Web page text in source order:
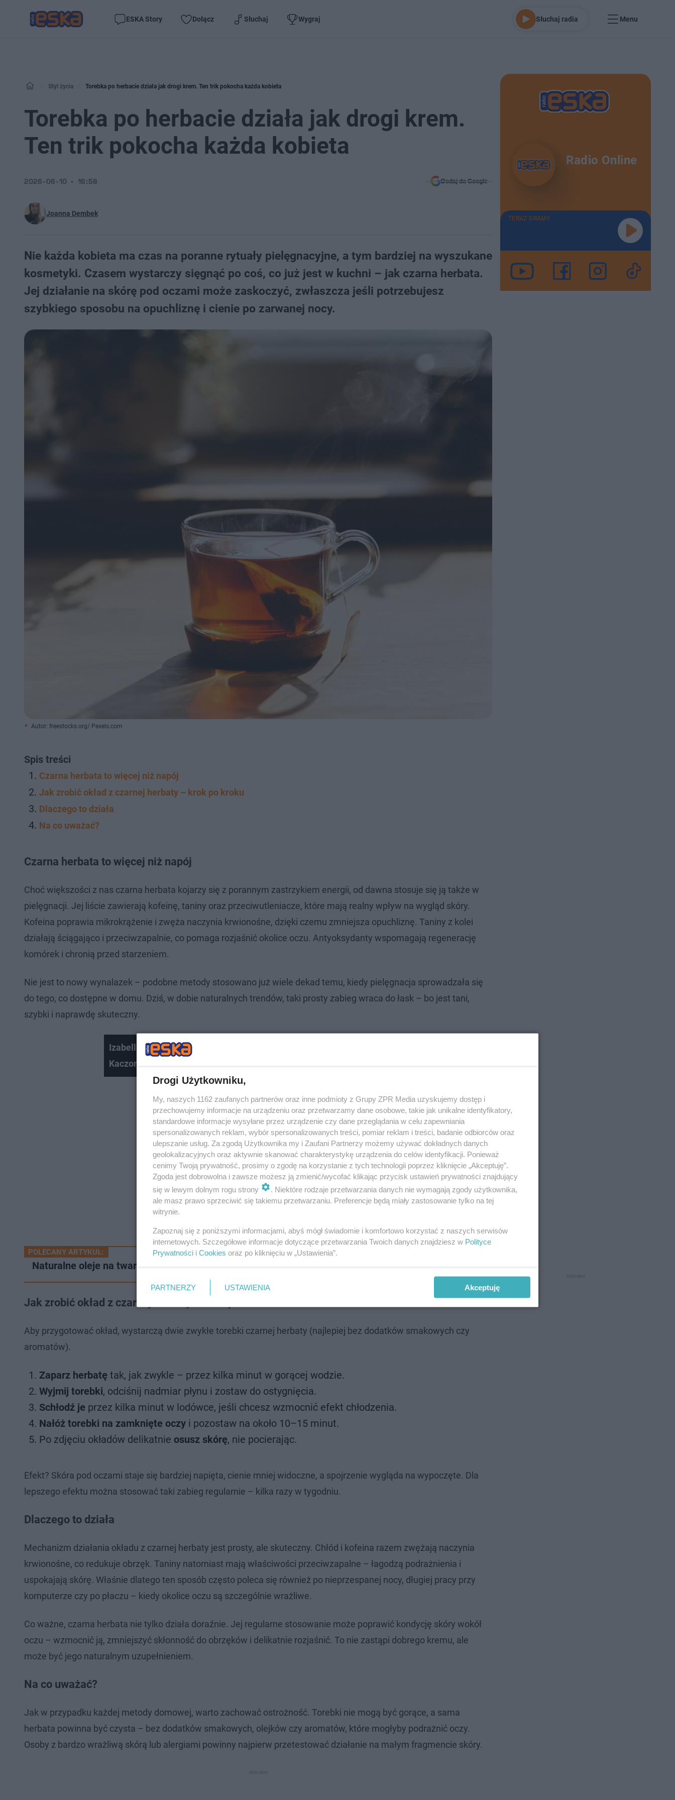
ESKA Story Dołącz Słuchaj Wygraj Słuchaj radia Menu
Styl życia Torebka po herbacie działa jak drogi krem. Ten trik pokocha każda kobieta
Torebka po herbacie działa jak drogi krem.
Ten trik pokocha każda kobieta
Joanna Dembek
2026-06-10 16:58 Dodaj do Google
Nie każda kobieta ma czas na poranne rytuały pielęgnacyjne, a tym bardziej na wyszukane
kosmetyki. Czasem wystarczy sięgnąć po coś, co już jest w kuchni – jak czarna herbata.
Jej działanie na skórę pod oczami może zaskoczyć, zwłaszcza jeśli potrzebujesz
szybkiego sposobu na opuchliznę i cienie po zarwanej nocy.
Autor: freestocks.org/ Pexels.com
Spis treści
Czarna herbata to więcej niż napój
Jak zrobić okład z czarnej herbaty – krok po kroku
Dlaczego to działa
Na co uważać?
Czarna herbata to więcej niż napój
Choć większości z nas czarna herbata kojarzy się z porannym zastrzykiem energii, od dawna stosuje się ją także w
pielęgnacji. Jej liście zawierają kofeinę, taniny oraz przeciwutleniacze, które mają realny wpływ na wygląd skóry.
Kofeina poprawia mikrokrążenie i zwęża naczynia krwionośne, dzięki czemu zmniejsza opuchliznę. Taniny z kolei
działają ściągająco i przeciwzapalnie, co pomaga rozjaśnić okolice oczu. Antyoksydanty wspomagają regenerację
komórek i chronią przed starzeniem.
Nie jest to nowy wynalazek – podobne metody stosowano już wiele dekad temu, kiedy pielęgnacja sprowadzała się
do tego, co dostępne w domu. Dziś, w dobie naturalnych trendów, taki prosty zabieg wraca do łask – bo jest tani,
szybki i naprawdę skuteczny.
Izabella Skierska o pracy z Karolakiem. Podpisała się pod słowami
Kaczorowskiej!
POLECANY ARTYKUŁ:
Naturalne oleje na twarz mają zbawienną moc. Jak prawidłowo je aplikować?
Jak zrobić okład z czarnej herbaty – krok po kroku
Aby przygotować okład, wystarczą dwie zwykłe torebki czarnej herbaty (najlepiej bez dodatków smakowych czy
aromatów).
Zaparz herbatę tak, jak zwykle – przez kilka minut w gorącej wodzie.
Wyjmij torebki, odciśnij nadmiar płynu i zostaw do ostygnięcia.
Schłodź je przez kilka minut w lodówce, jeśli chcesz wzmocnić efekt chłodzenia.
Nałóż torebki na zamknięte oczy i pozostaw na około 10–15 minut.
Po zdjęciu okładów delikatnie osusz skórę, nie pocierając.
Efekt? Skóra pod oczami staje się bardziej napięta, cienie mniej widoczne, a spojrzenie wygląda na wypoczęte. Dla
lepszego efektu można stosować taki zabieg regularnie – kilka razy w tygodniu.
Dlaczego to działa
Mechanizm działania okładu z czarnej herbaty jest prosty, ale skuteczny. Chłód i kofeina razem zwężają naczynia
krwionośne, co redukuje obrzęk. Taniny natomiast mają właściwości przeciwzapalne – łagodzą podrażnienia i
uspokajają skórę. Właśnie dlatego ten sposób często poleca się również po nieprzespanej nocy, długiej pracy przy
komputerze czy po płaczu – kiedy okolice oczu są szczególnie wrażliwe.
Co ważne, czarna herbata nie tylko działa doraźnie. Jej regularne stosowanie może poprawić kondycję skóry wokół
oczu – wzmocnić ją, zmniejszyć skłonność do obrzęków i delikatnie rozjaśnić. To nie zastąpi dobrego kremu, ale
może być jego naturalnym uzupełnieniem.
Na co uważać?
Jak w przypadku każdej metody domowej, warto zachować ostrożność. Torebki nie mogą być gorące, a sama
herbata powinna być czysta – bez dodatków smakowych, olejków czy aromatów, które mogłyby podrażnić oczy.
Osoby z bardzo wrażliwą skórą lub alergiami powinny najpierw przetestować działanie na małym fragmencie skóry.
Radio Online
TERAZ GRAMY
Drogi Użytkowniku,
My, naszych 1162 zaufanych partnerów oraz inne podmioty z Grupy ZPR Media uzyskujemy dostęp i
przechowujemy informacje na urządzeniu oraz przetwarzamy dane osobowe, takie jak unikalne identyfikatory,
standardowe informacje wysyłane przez urządzenie czy dane przeglądania w celu zapewniania
spersonalizowanych reklam, wybór spersonalizowanych treści, pomiar reklam i treści, badanie odbiorców oraz
ulepszanie usług. Za zgodą Użytkownika my i Zaufani Partnerzy możemy używać dokładnych danych
geolokalizacyjnych oraz aktywnie skanować charakterystykę urządzenia do celów identyfikacji. Ponieważ
cenimy Twoją prywatność, prosimy o zgodę na korzystanie z tych technologii poprzez kliknięcie „Akceptuję”.
Zgoda jest dobrowolna i zawsze możesz ją zmienić/wycofać klikając przycisk ustawień prywatności znajdujący
się w lewym dolnym rogu strony
. Niektóre rodzaje przetwarzania danych nie wymagają zgody użytkownika,
ale masz prawo sprzeciwić się takiemu przetwarzaniu. Preferencje będą miały zastosowanie tylko na tej
witrynie.
Zapoznaj się z poniższymi informacjami, abyś mógł świadomie i komfortowo korzystać z naszych serwisów
internetowych. Szczegółowe informacje dotyczące przetwarzania Twoich danych znajdziesz w Polityce
Prywatności i Cookies oraz po kliknięciu w „Ustawienia”.
PARTNERZY USTAWIENIA Akceptuję